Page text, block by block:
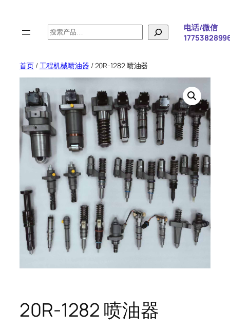
搜
索
电话/微信
首页/ 工程机械喷油器 / 20R-1282 喷油器
20R-1282 喷油器